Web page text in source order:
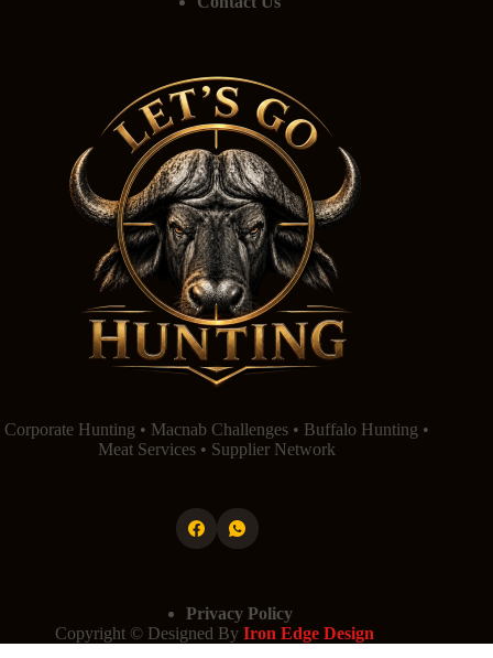
Corporate Hunting • Macnab Challenges • Buffalo Hunting •
Meat Services • Supplier Network
Privacy Policy
Copyright © Designed ByIron Edge Design